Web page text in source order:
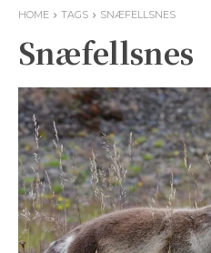
HOME TAGS SNÆFELLSNES
Snæfellsnes